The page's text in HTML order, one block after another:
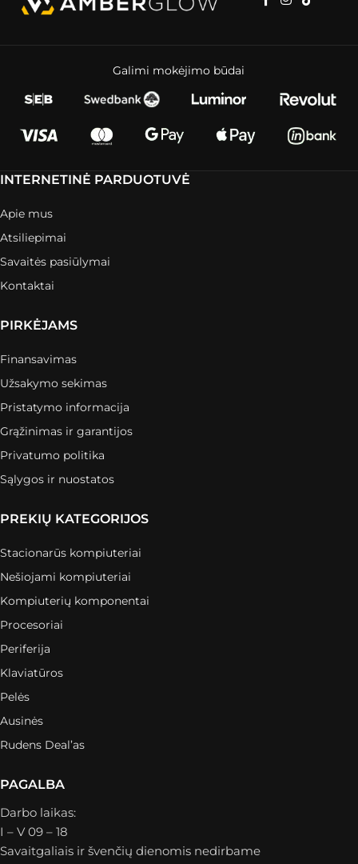
Galimi mokėjimo būdai
INTERNETINĖ PARDUOTUVĖ
Apie mus
Atsiliepimai
Savaitės pasiūlymai
Kontaktai
PIRKĖJAMS
Finansavimas
Užsakymo sekimas
Pristatymo informacija
Grąžinimas ir garantijos
Privatumo politika
Sąlygos ir nuostatos
PREKIŲ KATEGORIJOS
Stacionarūs kompiuteriai
Nešiojami kompiuteriai
Kompiuterių komponentai
Procesoriai
Periferija
Klaviatūros
Pelės
Ausinės
Rudens Deal’as
PAGALBA
Darbo laikas:
I – V 09 – 18
Savaitgaliais ir švenčių dienomis nedirbame